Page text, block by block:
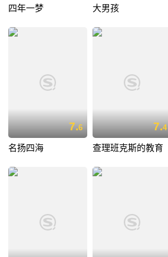
四年一梦 大男孩
7.6
名扬四海
7.4
查理班克斯的教育